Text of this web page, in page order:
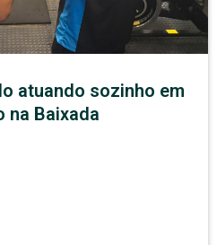
atuando sozinho em
na Baixada